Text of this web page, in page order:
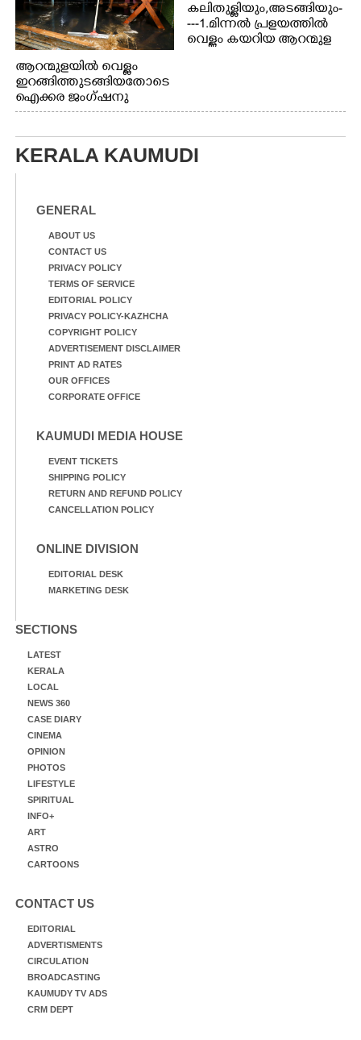
ആറന്മുളയിൽ വെള്ളം
ഇറങ്ങിത്തുടങ്ങിയതോടെ
ഐക്കര ജംഗ്ഷനു
സമീപം ആറന്മുള
ആറന്മുള തട്ടുകട കഴുകി
വൃത്തിയാക്കുന്നു.
കലിതുള്ളിയും,അടങ്ങിയും-
---1.മിന്നൽ പ്രളയത്തിൽ
വെള്ളം കയറിയ ആറന്മുള
ഇറങ്ങിപ്പോൾ
കാഴ്ച.രക്ഷാപ്രവർത്തന
ത്തിന് ഓച്ചിറ അഴിക്കലിൽ
KERALA KAUMUDI
GENERAL
ABOUT US
CONTACT US
PRIVACY POLICY
TERMS OF SERVICE
EDITORIAL POLICY
PRIVACY POLICY-KAZHCHA
COPYRIGHT POLICY
ADVERTISEMENT DISCLAIMER
PRINT AD RATES
OUR OFFICES
CORPORATE OFFICE
KAUMUDI MEDIA HOUSE
EVENT TICKETS
SHIPPING POLICY
RETURN AND REFUND POLICY
CANCELLATION POLICY
ONLINE DIVISION
EDITORIAL DESK
MARKETING DESK
SECTIONS
LATEST
KERALA
LOCAL
NEWS 360
CASE DIARY
CINEMA
OPINION
PHOTOS
LIFESTYLE
SPIRITUAL
INFO+
ART
ASTRO
CARTOONS
CONTACT US
EDITORIAL
ADVERTISMENTS
CIRCULATION
BROADCASTING
KAUMUDY TV ADS
CRM DEPT